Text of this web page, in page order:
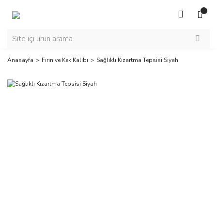
Anasayfa Fırın ve Kek Kalıbı Sağlıklı Kızartma Tepsisi Siyah